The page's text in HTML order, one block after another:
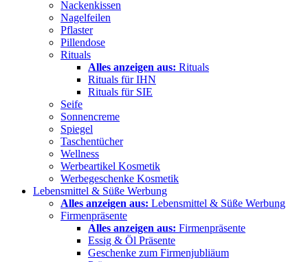
Nackenkissen
Nagelfeilen
Pflaster
Pillendose
Rituals
Alles anzeigen aus: Rituals
Rituals für IHN
Rituals für SIE
Seife
Sonnencreme
Spiegel
Taschentücher
Wellness
Werbeartikel Kosmetik
Werbegeschenke Kosmetik
Lebensmittel & Süße Werbung
Alles anzeigen aus: Lebensmittel & Süße Werbung
Firmenpräsente
Alles anzeigen aus: Firmenpräsente
Essig & Öl Präsente
Geschenke zum Firmenjubliäum